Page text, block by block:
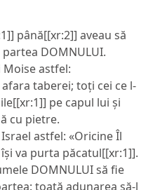
până[[xr:2]] aveau să
DOMNULUI.
astfel:
taberei; toți cei ce l-
pe capul lui și
cu pietre.
astfel: «Oricine Îl
va purta păcatul[[xr:1]].
DOMNULUI să fie
toată adunarea să-l